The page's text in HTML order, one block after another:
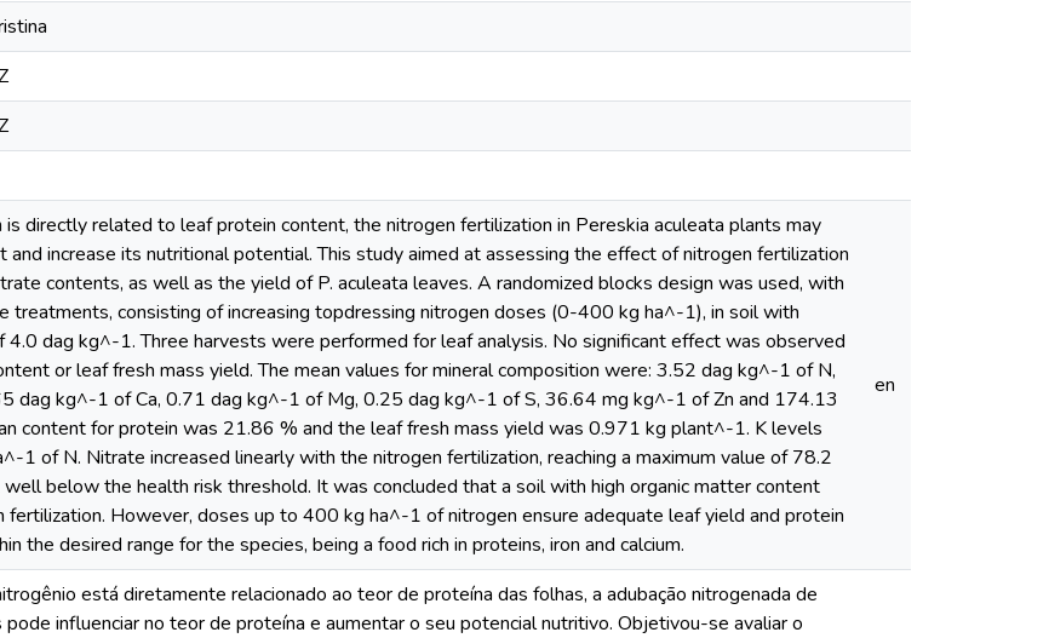
is directly related to leaf protein content, the nitrogen fertilization in Pereskia aculeata plants may
increase its nutritional potential. This study aimed at assessing the effect of nitrogen fertilization
contents, as well as the yield of P. aculeata leaves. A randomized blocks design was used, with
treatments, consisting of increasing topdressing nitrogen doses (0-400 kg ha^-1), in soil with
4.0 dag kg^-1. Three harvests were performed for leaf analysis. No significant effect was observed
or leaf fresh mass yield. The mean values for mineral composition were: 3.52 dag kg^-1 of N,
dag kg^-1 of Ca, 0.71 dag kg^-1 of Mg, 0.25 dag kg^-1 of S, 36.64 mg kg^-1 of Zn and 174.13
content for protein was 21.86 % and the leaf fresh mass yield was 0.971 kg plant^-1. K levels
1 of N. Nitrate increased linearly with the nitrogen fertilization, reaching a maximum value of 78.2
below the health risk threshold. It was concluded that a soil with high organic matter content
fertilization. However, doses up to 400 kg ha^-1 of nitrogen ensure adequate leaf yield and protein
the desired range for the species, being a food rich in proteins, iron and calcium.
en
está diretamente relacionado ao teor de proteína das folhas, a adubação nitrogenada de
influenciar no teor de proteína e aumentar o seu potencial nutritivo. Objetivou-se avaliar o